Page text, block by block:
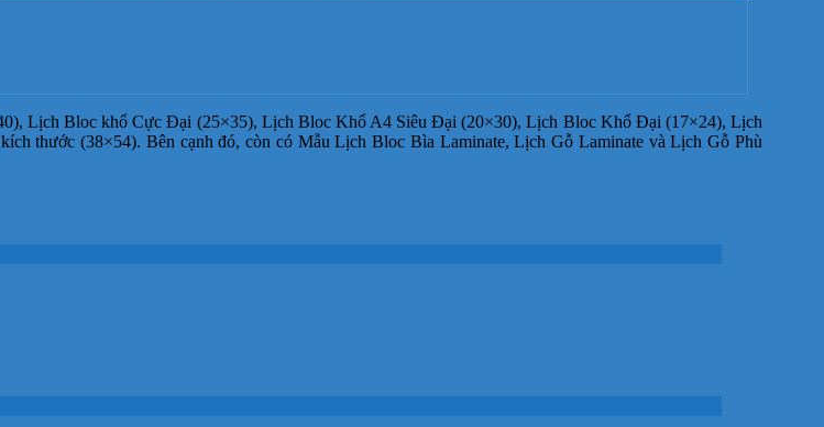
Lịch Bloc khổ Cực Đại (25×35), Lịch Bloc Khổ A4 Siêu Đại (20×30), Lịch Bloc Khổ Đại (17×24), Lịch
thước (38×54). Bên cạnh đó, còn có Mẫu Lịch Bloc Bìa Laminate, Lịch Gỗ Laminate và Lịch Gỗ Phù